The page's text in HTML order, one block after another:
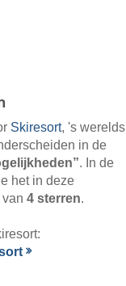
Skiresort, 's werelds
in de
. In de
het in deze
van 4 sterren.